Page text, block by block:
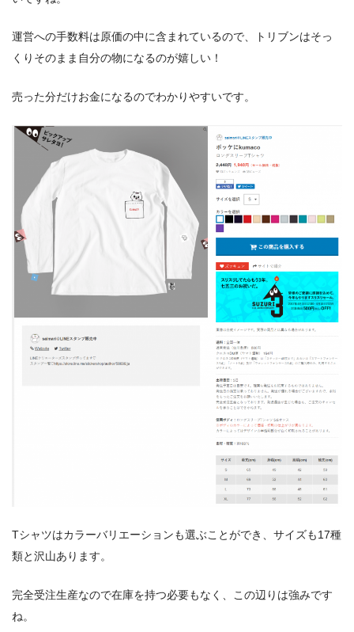
運営への手数料は原価の中に含まれているので、トリブンはそっ
くりそのまま自分の物になるのが嬉しい！
売った分だけお金になるのでわかりやすいです。
Tシャツはカラーバリエーションも選ぶことができ、サイズも17種
類と沢山あります。
完全受注生産なので在庫を持つ必要もなく、この辺りは強みです
ね。